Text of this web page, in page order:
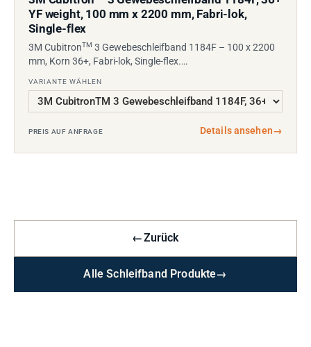
YF weight, 100 mm x 2200 mm, Fabri-lok,
Single-flex
3M CubitronTM 3 Gewebeschleifband 1184F – 100 x 2200
mm, Korn 36+, Fabri-lok, Single-flex.…
VARIANTE WÄHLEN
PREIS AUF ANFRAGE Details ansehen→
←Zurück
Alle Schleifband Produkte→